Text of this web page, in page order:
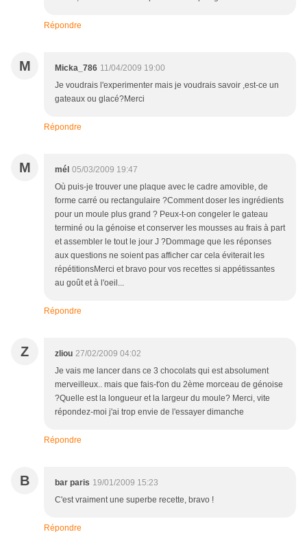
Répondre
M Micka_786 11/04/2009 19:00
Je voudrais l'experimenter mais je voudrais savoir ,est-ce un
gateaux ou glacé?Merci
Répondre
M mél 05/03/2009 19:47
Où puis-je trouver une plaque avec le cadre amovible, de
forme carré ou rectangulaire ?Comment doser les ingrédients
pour un moule plus grand ? Peux-t-on congeler le gateau
terminé ou la génoise et conserver les mousses au frais à part
et assembler le tout le jour J ?Dommage que les réponses
aux questions ne soient pas afficher car cela éviterait les
répétitionsMerci et bravo pour vos recettes si appétissantes
au goût et à l'oeil...
Répondre
Z zliou 27/02/2009 04:02
Je vais me lancer dans ce 3 chocolats qui est absolument
merveilleux.. mais que fais-t'on du 2ème morceau de génoise
?Quelle est la longueur et la largeur du moule? Merci, vite
répondez-moi j'ai trop envie de l'essayer dimanche
Répondre
B bar paris 19/01/2009 15:23
C'est vraiment une superbe recette, bravo !
Répondre